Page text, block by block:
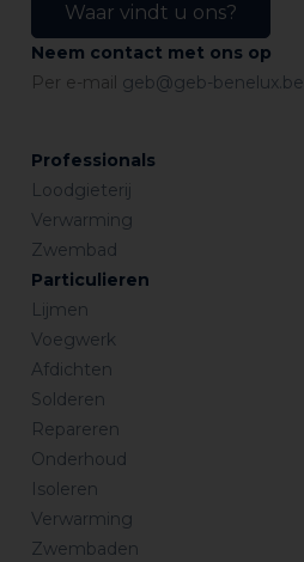
Professionals
Loodgieterij
Verwarming
Zwembad
Particulieren
Lijmen
Voegwerk
Afdichten
Solderen
Repareren
Onderhoud
Isoleren
Verwarming
Zwembaden
Waar vindt u ons?
Neem contact met ons op
Per e-mail geb@geb-benelux.be